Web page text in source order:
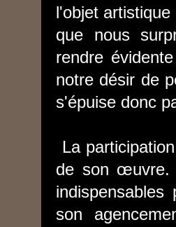
l'objet
que nous
rendre
notre désir de
s'épuise donc
La
de son œuvre.
son